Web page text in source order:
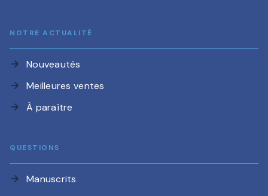
NOTRE ACTUALITÉ
arrow_forward Nouveautés
arrow_forward Meilleures ventes
arrow_forward À paraître
QUESTIONS
arrow_forward Manuscrits